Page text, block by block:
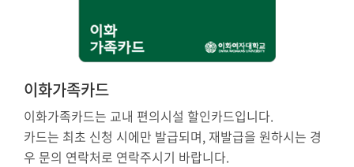
이화가족카드
이화가족카드는 교내 편의시설 할인카드입니다.
카드는 최초 신청 시에만 발급되며, 재발급을 원하시는 경
우 문의 연락처로 연락주시기 바랍니다.